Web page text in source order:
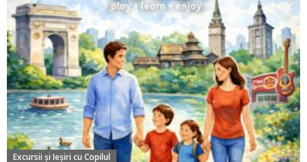
Excursii şi Ieşiri cu Copilul